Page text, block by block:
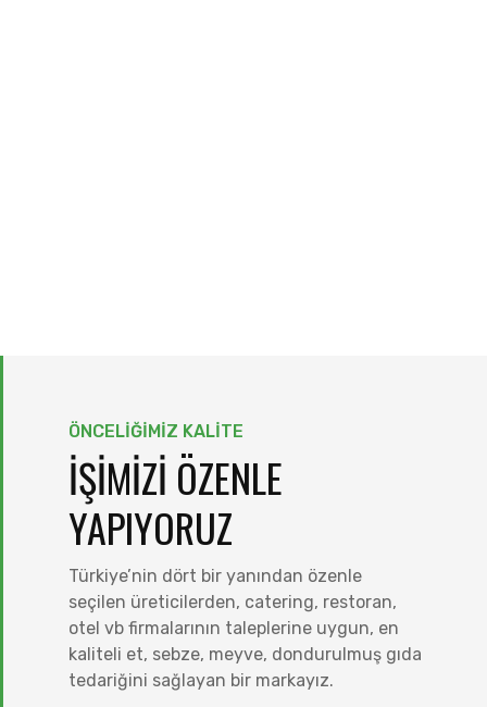
ÖNCELIĞIMIZ KALITE
İŞIMIZI ÖZENLE
YAPIYORUZ
Türkiye’nin dört bir yanından özenle
seçilen üreticilerden, catering, restoran,
otel vb firmalarının taleplerine uygun, en
kaliteli et, sebze, meyve, dondurulmuş gıda
tedariğini sağlayan bir markayız.